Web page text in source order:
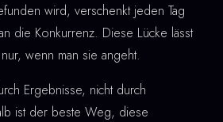
wird, verschenkt jeden Tag
die Konkurrenz. Diese Lücke lässt
wenn man sie angeht.
Ergebnisse, nicht durch
ist der beste Weg, diese